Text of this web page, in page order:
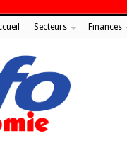
Secteurs Finances